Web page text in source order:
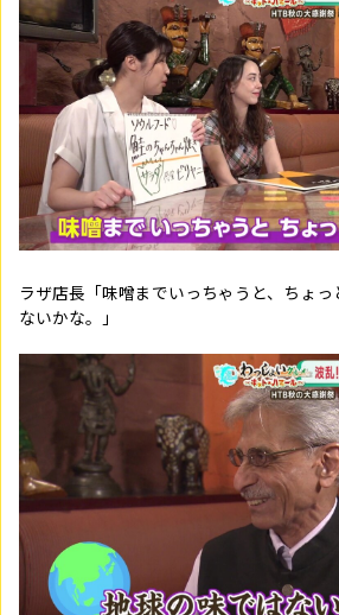
ラザ店長「味噌までいっちゃうと、ちょ
ないかな。」